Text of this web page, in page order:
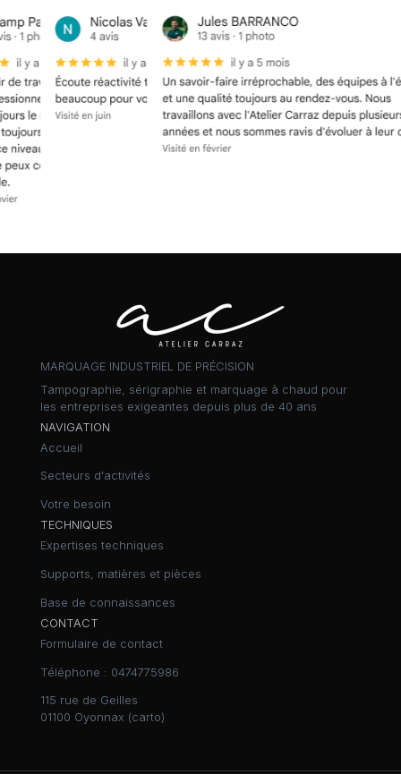
MARQUAGE INDUSTRIEL DE PRÉCISION
Tampographie, sérigraphie et marquage à chaud pour
les entreprises exigeantes depuis plus de 40 ans
NAVIGATION
Accueil
Secteurs d'activités
Votre besoin
TECHNIQUES
Expertises techniques
Supports, matières et pièces
Base de connaissances
CONTACT
Formulaire de contact
Téléphone : 0474775986
115 rue de Geilles
01100 Oyonnax (carto)